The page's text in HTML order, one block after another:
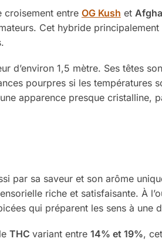
croisement entre OG Kush et
Cet hybride
d’environ 1,5 mètre. Ses têtes
pourpres si les températures
apparence presque cristalline,
par sa saveur et son arôme
riche et satisfaisante. À
qui préparent les sens à une
THC variant entre 14% et 19%,